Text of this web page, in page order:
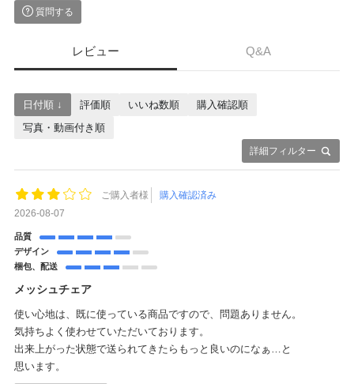
質問する
レビュー Q&A
詳細フィルター
日付順 ↓ 評価順 いいね数順
購入確認順
写真・動画付き順
ご購入者様
購入確認済み
2026-08-07
品質
デザイン
梱包、配送
メッシュチェア
使い心地は、既に使っている商品ですので、問題ありません。
気持ちよく使わせていただいております。
出来上がった状態で送られてきたらもっと良いのになぁ…と
思います。